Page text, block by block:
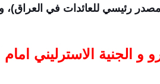
رئيسي للعائدات في العراق)،
الاسترليني امام